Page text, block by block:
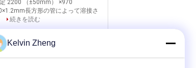
2200 （±50mm） ×970
長方形の管によって溶接さ
続きを読む
看護ベ
Kelvin Zheng